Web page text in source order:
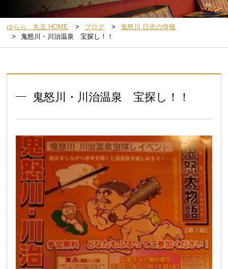
ゆらら 丸京 HOME ブログ
鬼怒川 日光の情報
鬼怒川・川治温泉 宝探し！！
鬼怒川・川治温泉 宝探し！！